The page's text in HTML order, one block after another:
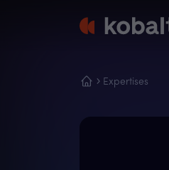
Expertises